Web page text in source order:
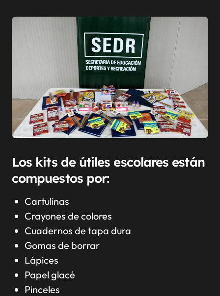
Los kits de útiles escolares están
compuestos por:
Cartulinas
Crayones de colores
Cuadernos de tapa dura
Gomas de borrar
Lápices
Papel glacé
Pinceles